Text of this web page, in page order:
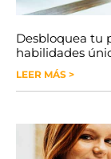
Desbloquea tu
habilidades
LEER MÁS >